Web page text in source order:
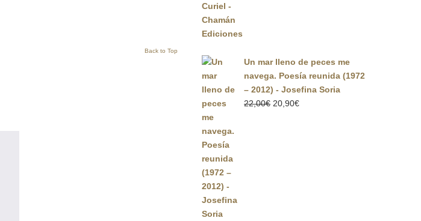
Back to Top
Un mar lleno de peces me
navega. Poesía reunida (1972
– 2012) - Josefina Soria
22,00€ El
20,90€El